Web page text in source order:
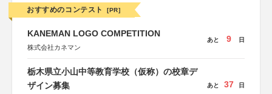
おすすめのコンテスト [PR]
KANEMAN LOGO COMPETITION
株式会社カネマン
あと 9 日
栃木県立小山中等教育学校（仮称）の校章デ
ザイン募集
あと 37 日